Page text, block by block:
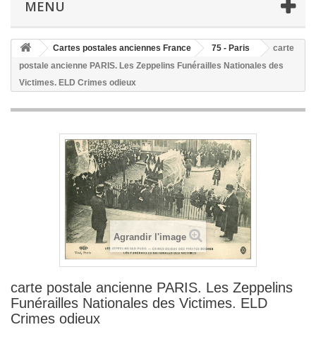
MENU
Cartes postales anciennes France 75 - Paris
carte
postale ancienne PARIS. Les Zeppelins Funérailles Nationales des
Victimes. ELD Crimes odieux
Agrandir l'image
carte postale ancienne PARIS. Les Zeppelins
Funérailles Nationales des Victimes. ELD
Crimes odieux